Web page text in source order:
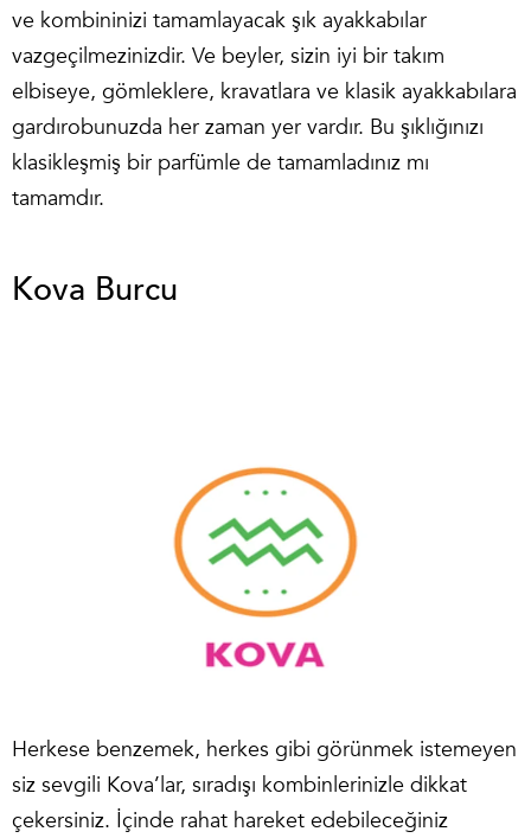
ve kombininizi tamamlayacak şık ayakkabılar
vazgeçilmezinizdir. Ve beyler, sizin iyi bir takım
elbiseye, gömleklere, kravatlara ve klasik ayakkabılara
gardırobunuzda her zaman yer vardır. Bu şıklığınızı
klasikleşmiş bir parfümle de tamamladınız mı
tamamdır.
Kova Burcu
Herkese benzemek, herkes gibi görünmek istemeyen
siz sevgili Kova’lar, sıradışı kombinlerinizle dikkat
çekersiniz. İçinde rahat hareket edebileceğiniz